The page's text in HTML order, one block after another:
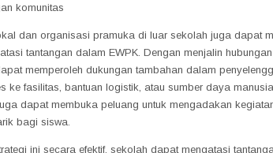
komunitas
dan organisasi pramuka di luar sekolah juga dapat
tantangan dalam EWPK. Dengan menjalin
memperoleh dukungan tambahan dalam
ke fasilitas, bantuan logistik, atau sumber daya
dapat membuka peluang untuk mengadakan
bagi siswa.
ini secara efektif, sekolah dapat mengatasi